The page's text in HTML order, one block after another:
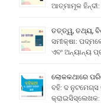
ଆତ୍ମାମୂଳ
ତତ୍ତ୍ୱ, ତଥ୍ୟ,
ସମୀକ୍ଷା:
ଏବଂ ଅନ୍ୟାନ୍ୟ
ଲୋକକଥାରେ
ବହି: ଦ ନୁଟମେଗ୍ସ
କ୍ରାଇସିସ୍ଲେଖକ: